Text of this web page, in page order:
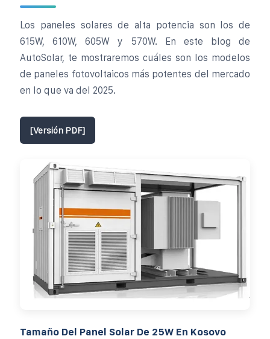
Los paneles solares de alta potencia son los de
615W, 610W, 605W y 570W. En este blog de
AutoSolar, te mostraremos cuáles son los modelos
de paneles fotovoltaicos más potentes del mercado
en lo que va del 2025.
[Versión PDF]
Tamaño Del Panel Solar De 25W En Kosovo